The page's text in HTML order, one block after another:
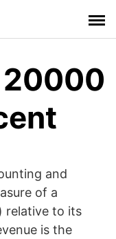
and
of a
relative to its
is the